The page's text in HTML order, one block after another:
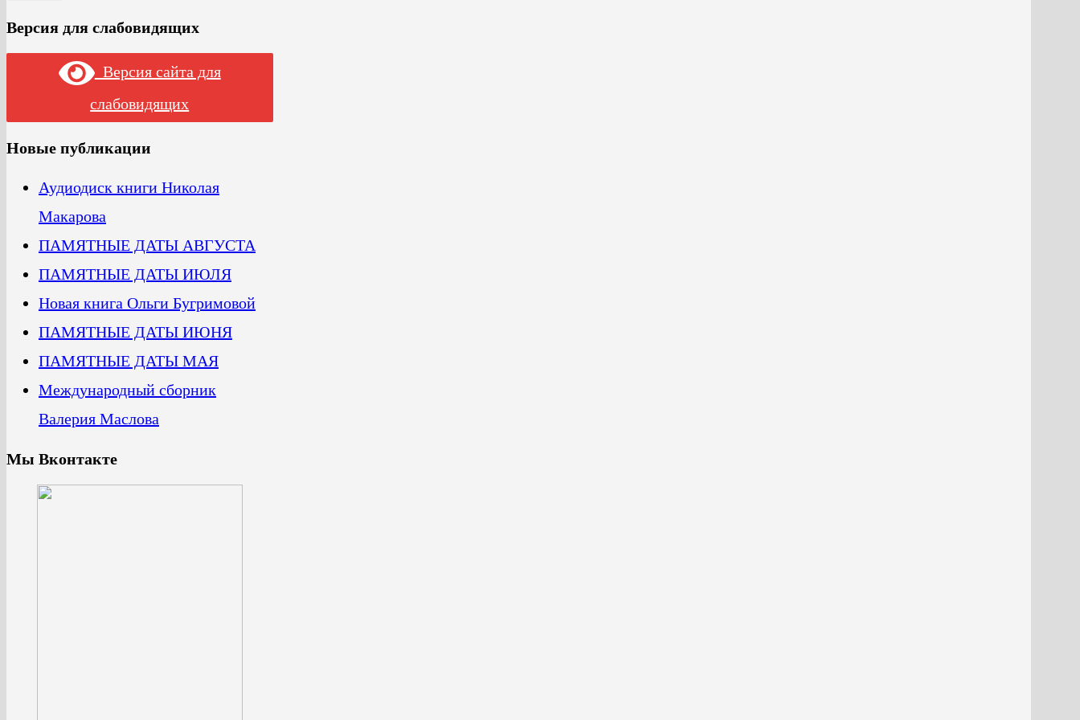
Версия для слабовидящих
Версия сайта для
слабовидящих
Новые публикации
Аудиодиск книги Николая
Макарова
ПАМЯТНЫЕ ДАТЫ АВГУСТА
ПАМЯТНЫЕ ДАТЫ ИЮЛЯ
Новая книга Ольги Бугримовой
ПАМЯТНЫЕ ДАТЫ ИЮНЯ
ПАМЯТНЫЕ ДАТЫ МАЯ
Международный сборник
Валерия Маслова
Мы Вконтакте